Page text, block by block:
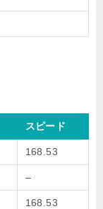
スピード
168.53
–
168.53